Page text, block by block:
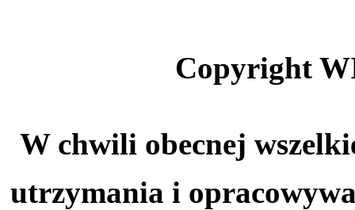
Copyright
W chwili obecnej
utrzymania i